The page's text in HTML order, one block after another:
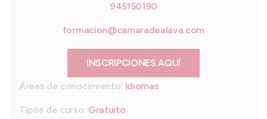
945150190
formacion@camaradealava.com
INSCRIPCIONES AQUÍ
Áreas de conocimiento: Idiomas
Tipos de curso: Gratuito